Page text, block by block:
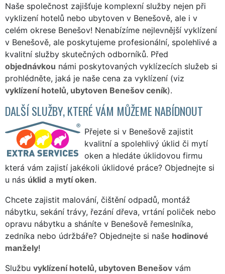
Naše společnost zajišťuje komplexní služby nejen při
vyklizení hotelů nebo ubytoven v Benešově, ale i v
celém okrese Benešov! Nenabízíme nejlevnější vyklízení
v Benešově, ale poskytujeme profesionální, spolehlivé a
kvalitní služby skutečných odborníků. Před
objednávkou námi poskytovaných vyklízecích služeb si
prohlédněte, jaká je naše cena za vyklízení (viz
vyklízení hotelů, ubytoven Benešov ceník).
DALŠÍ SLUŽBY, KTERÉ VÁM MŮŽEME NABÍDNOUT
Přejete si v Benešově zajistit
kvalitní a spolehlivý úklid či mytí
oken a hledáte úklidovou firmu
která vám zajistí jakékoli úklidové práce? Objednejte si
u nás úklid a mytí oken.
Chcete zajistit malování, čištění odpadů, montáž
nábytku, sekání trávy, řezání dřeva, vrtání poliček nebo
opravu nábytku a sháníte v Benešově řemeslníka,
zedníka nebo údržbáře? Objednejte si naše hodinové
manžely!
Službu vyklízení hotelů, ubytoven Benešov vám